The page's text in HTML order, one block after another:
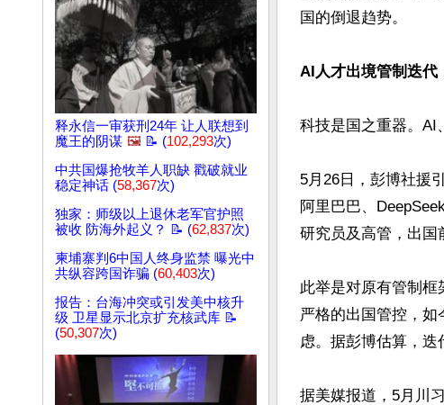
释永信一审获刑24年 让人联想到
魔王的阴谋 🖼️ 📝 (102,293次)
中共国爆抢牧羊人职缺 戳破就业
稳定神话 (58,367次)
独家：师级以上退休老军官护照
被收 防海外起义？ 📝 (62,837次)
柬埔寨判6中国人终身监禁 曝光中
共纵容跨国诈骗 (60,403次)
报告：台海冲突或引发美中核升
级 卫星显示北京扩充核武库 📝
(50,307次)
国的倒退趋势。
AI人才出境管制迭代
科技是国之重器。AI
5月26日，彭博社援
阿里巴巴、
研究员及高管，出国
此举是对原有管制
严格的出国管控，
虑。据彭博估算，迭
据美媒报道，5月川